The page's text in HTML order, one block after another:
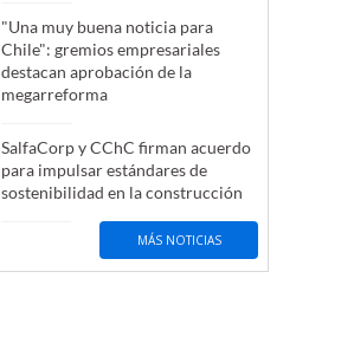
"Una muy buena noticia para
Chile": gremios empresariales
destacan aprobación de la
megarreforma
SalfaCorp y CChC firman acuerdo
para impulsar estándares de
sostenibilidad en la construcción
MÁS NOTICIAS